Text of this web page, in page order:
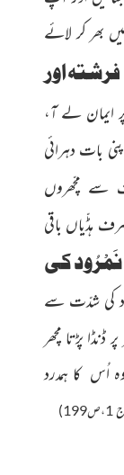
بھر کر لائے
فرشتہ اور
ایمان لے آ،
بات دہرائی
سے مچّھروں
ہڈّیاں باقی
نَمْرُود کی
کی شدّت سے
پڑتا مچھر
اُس کا ہمدرد